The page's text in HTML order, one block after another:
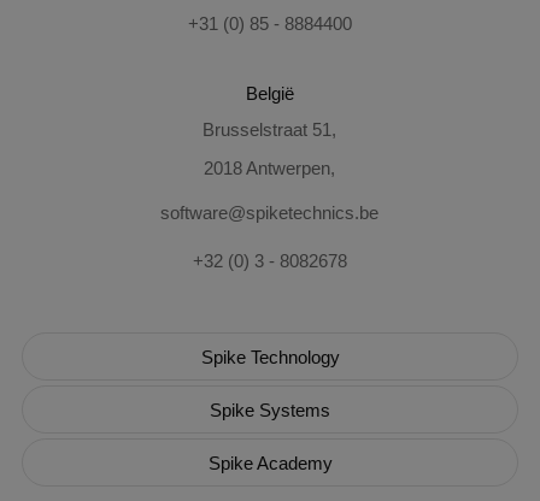
+31 (0) 85 - 8884400
België
Brusselstraat 51,
2018 Antwerpen,
software@spiketechnics.be
+32 (0) 3 - 8082678
Spike Technology
Spike Systems
Spike Academy